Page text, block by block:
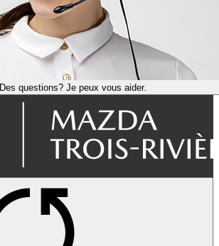
Des questions? Je peux vous aider.